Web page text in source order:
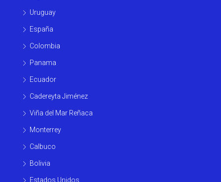
Uruguay
España
Colombia
Panama
Ecuador
Cadereyta Jiménez
Viña del Mar Reñaca
Monterrey
Calbuco
Bolivia
Estados Unidos